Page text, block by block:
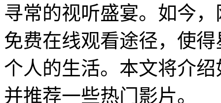
寻常的视听盛宴。如今
免费在线观看途径，使
个人的生活。本文将介
并推荐一些热门影片。